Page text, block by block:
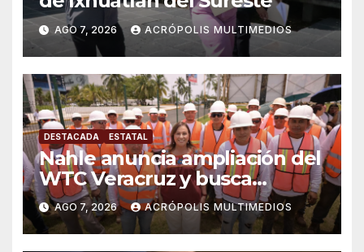
AGO 7, 2026 ACRÓPOLIS MULTIMEDIOS
DESTACADA ESTATAL
Nahle anuncia ampliación del
WTC Veracruz y busca
solución para ingenio en crisis
AGO 7, 2026 ACRÓPOLIS MULTIMEDIOS